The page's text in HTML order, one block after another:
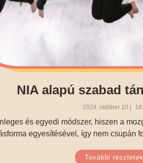
NIA alapú szabad
2024. október 10.
és egyedi módszer, hiszen a
egyesítésével, így nem csupán
További részletek